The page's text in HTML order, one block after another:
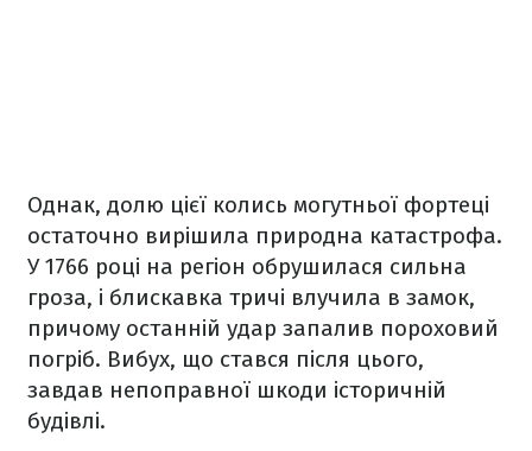
Однак, долю цієї колись могутньої фортеці
остаточно вирішила природна катастрофа.
У 1766 році на регіон обрушилася сильна
гроза, і блискавка тричі влучила в замок,
причому останній удар запалив пороховий
погріб. Вибух, що стався після цього,
завдав непоправної шкоди історичній
будівлі.